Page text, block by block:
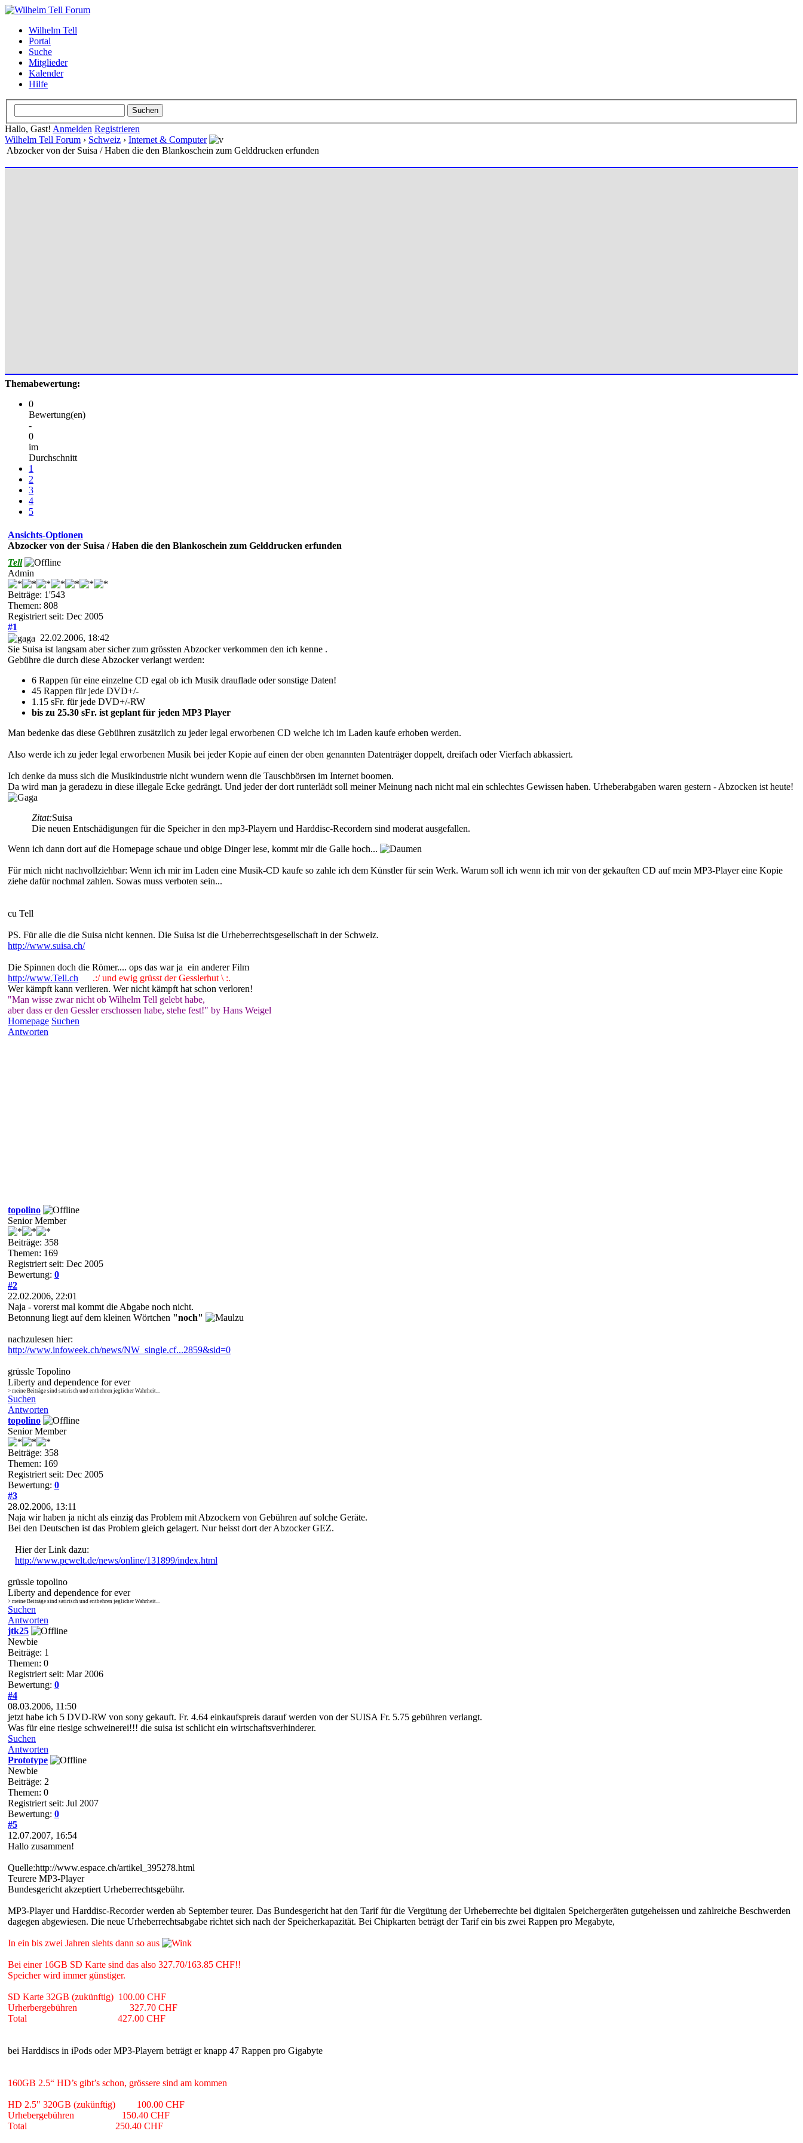
Wilhelm Tell
Portal
Suche
Mitglieder
Kalender
Hilfe
Hallo, Gast! Anmelden Registrieren
Wilhelm Tell Forum › Schweiz › Internet & Computer
Abzocker von der Suisa / Haben die den Blankoschein zum Gelddrucken erfunden
Themabewertung:
0
Bewertung(en)
-
0
im
Durchschnitt
1
2
3
4
5
Ansichts-Optionen
Abzocker von der Suisa / Haben die den Blankoschein zum Gelddrucken erfunden
Tell
Admin
Beiträge: 1'543
Themen: 808
Registriert seit: Dec 2005
#1
22.02.2006, 18:42
Sie Suisa ist langsam aber sicher zum grössten Abzocker verkommen den ich kenne .
Gebühre die durch diese Abzocker verlangt werden:
6 Rappen für eine einzelne CD egal ob ich Musik drauflade oder sonstige Daten!
45 Rappen für jede DVD+/-
1.15 sFr. für jede DVD+/-RW
bis zu 25.30 sFr. ist geplant für jeden MP3 Player
Man bedenke das diese Gebühren zusätzlich zu jeder legal erworbenen CD welche ich im Laden kaufe erhoben werden.
Also werde ich zu jeder legal erworbenen Musik bei jeder Kopie auf einen der oben genannten Datenträger doppelt, dreifach oder Vierfach abkassiert.
Ich denke da muss sich die Musikindustrie nicht wundern wenn die Tauschbörsen im Internet boomen.
Da wird man ja geradezu in diese illegale Ecke gedrängt. Und jeder der dort runterlädt soll meiner Meinung nach nicht mal ein schlechtes Gewissen haben. Urheberabgaben waren gestern - Abzocken ist heute!
Zitat:Suisa
Die neuen Entschädigungen für die Speicher in den mp3-Playern und Harddisc-Recordern sind moderat ausgefallen.
Wenn ich dann dort auf die Homepage schaue und obige Dinger lese, kommt mir die Galle hoch...
Für mich nicht nachvollziehbar: Wenn ich mir im Laden eine Musik-CD kaufe so zahle ich dem Künstler für sein Werk. Warum soll ich wenn ich mir von der gekauften CD auf mein MP3-Player eine Kopie
ziehe dafür nochmal zahlen. Sowas muss verboten sein...
cu Tell
PS. Für alle die die Suisa nicht kennen. Die Suisa ist die Urheberrechtsgesellschaft in der Schweiz.
http://www.suisa.ch/
Die Spinnen doch die Römer.... ops das war ja ein anderer Film
http://www.Tell.ch
.:/ und ewig grüsst der Gesslerhut \ :.
Wer kämpft kann verlieren. Wer nicht kämpft hat schon verloren!
"Man wisse zwar nicht ob Wilhelm Tell gelebt habe,
aber dass er den Gessler erschossen habe, stehe fest!" by Hans Weigel
Homepage Suchen
Antworten
topolino
Senior Member
Beiträge: 358
Themen: 169
Registriert seit: Dec 2005
Bewertung: 0
#2
22.02.2006, 22:01
Naja - vorerst mal kommt die Abgabe noch nicht.
Betonnung liegt auf dem kleinen Wörtchen "noch"
nachzulesen hier:
http://www.infoweek.ch/news/NW_single.cf...2859&sid=0
grüssle Topolino
Liberty and dependence for ever
> meine Beiträge sind satirisch und entbehren jeglicher Wahrheit...
Suchen
Antworten
topolino
Senior Member
Beiträge: 358
Themen: 169
Registriert seit: Dec 2005
Bewertung: 0
#3
28.02.2006, 13:11
Naja wir haben ja nicht als einzig das Problem mit Abzockern von Gebühren auf solche Geräte.
Bei den Deutschen ist das Problem gleich gelagert. Nur heisst dort der Abzocker GEZ.
Hier der Link dazu:
http://www.pcwelt.de/news/online/131899/index.html
grüssle topolino
Liberty and dependence for ever
> meine Beiträge sind satirisch und entbehren jeglicher Wahrheit...
Suchen
Antworten
jtk25
Newbie
Beiträge: 1
Themen: 0
Registriert seit: Mar 2006
Bewertung: 0
#4
08.03.2006, 11:50
jetzt habe ich 5 DVD-RW von sony gekauft. Fr. 4.64 einkaufspreis darauf werden von der SUISA Fr. 5.75 gebühren verlangt.
Was für eine riesige schweinerei!!! die suisa ist schlicht ein wirtschaftsverhinderer.
Suchen
Antworten
Prototype
Newbie
Beiträge: 2
Themen: 0
Registriert seit: Jul 2007
Bewertung: 0
#5
12.07.2007, 16:54
Hallo zusammen!
Quelle:http://www.espace.ch/artikel_395278.html
Teurere MP3-Player
Bundesgericht akzeptiert Urheberrechtsgebühr.
MP3-Player und Harddisc-Recorder werden ab September teurer. Das Bundesgericht hat den Tarif für die Vergütung der Urheberrechte bei digitalen Speichergeräten gutgeheissen und zahlreiche Beschwerden
dagegen abgewiesen. Die neue Urheberrechtsabgabe richtet sich nach der Speicherkapazität. Bei Chipkarten beträgt der Tarif ein bis zwei Rappen pro Megabyte,
In ein bis zwei Jahren siehts dann so aus
Bei einer 16GB SD Karte sind das also 327.70/163.85 CHF!!
Speicher wird immer günstiger.
SD Karte 32GB (zukünftig) 100.00 CHF
Urherbergebühren 327.70 CHF
Total 427.00 CHF
bei Harddiscs in iPods oder MP3-Playern beträgt er knapp 47 Rappen pro Gigabyte
160GB 2.5“ HD’s gibt’s schon, grössere sind am kommen
HD 2.5" 320GB (zukünftig) 100.00 CHF
Urhebergebühren 150.40 CHF
Total 250.40 CHF